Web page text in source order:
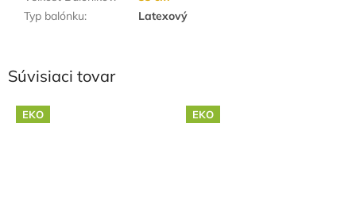
Súvisiaci tovar
EKO EKO
Typ balónku: Latexový